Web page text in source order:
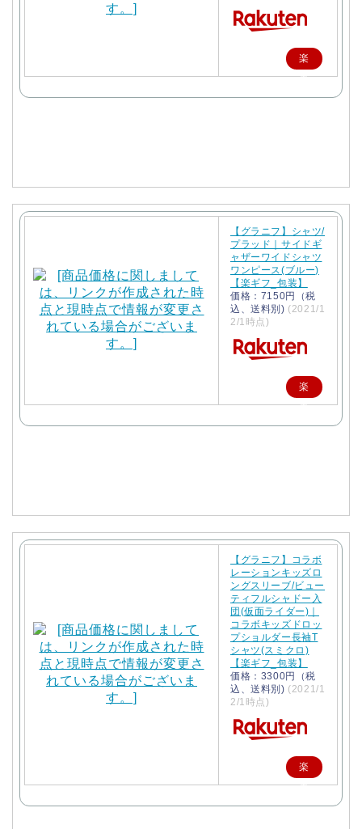
楽
天
【グラニフ】シャツ/
プラッド｜サイドギ
ャザーワイドシャツ
ワンピース(ブルー)
【楽ギフ_包装】
価格：7150円（税
込、送料別) (2021/1
2/1時点)
楽
天
【グラニフ】コラボ
レーションキッズロ
ングスリーブ/ビュー
ティフルシャドー入
団(仮面ライダー)｜
コラボキッズドロッ
プショルダー長袖T
シャツ(スミクロ)
【楽ギフ_包装】
価格：3300円（税
込、送料別) (2021/1
2/1時点)
楽
天